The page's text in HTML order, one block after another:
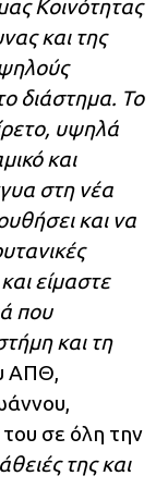
Κοινότητας
και της
διάστημα. Το
υψηλά
και
στη νέα
και να
είμαστε
που
και τη
ΑΠΘ,
σε όλη την
της και